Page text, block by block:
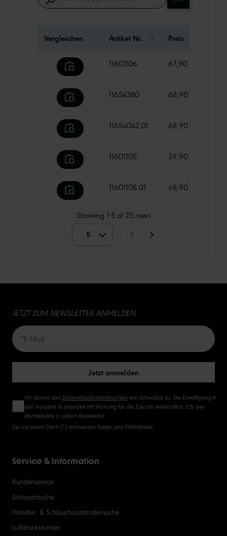
Vergleichen Artikel Nr. Preis
11601106 67,90 €
11654380 68,90 €
11654042.01 68,90 €
11601105 39,90 €
11601108.01 68,90 €
Showing 1-5of 25 rows
5 5
20
JETZT ZUM NEWSLETTER ANMELDEN
Jetzt anmelden
Ich stimme den Datenschutzbestimmungen von Schwalbe zu. Die Einwilligung in
den Versand ist jederzeit mit Wirkung für die Zukunft widerruflich, z.B. per
Abmeldelink in jedem Newsletter.
Die mit einem Stern (*) markierten Felder sind Pflichtfelder.
Service & Information
Kundenservice
Schlauchsuche
Händler- & Schlauchautomatensuche
Luftdruckrechner